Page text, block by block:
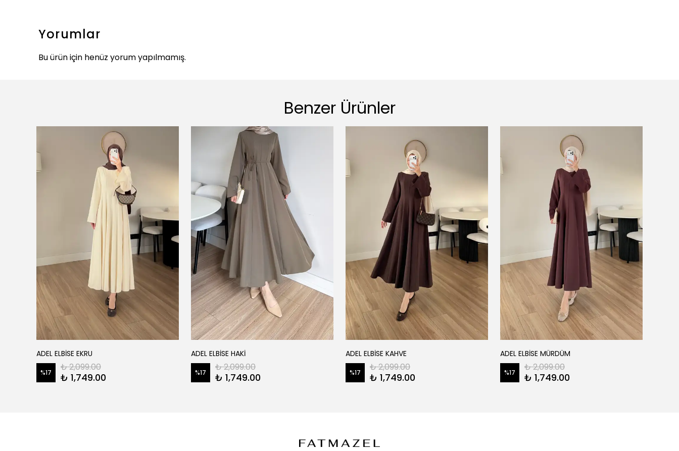
Yorumlar
Bu ürün için henüz yorum yapılmamış.
Benzer Ürünler
ADEL ELBİSE EKRU
%17 ₺ 2,099.00
₺ 1,749.00
ADEL ELBİSE HAKİ
%17 ₺ 2,099.00
₺ 1,749.00
ADEL ELBİSE KAHVE
%17 ₺ 2,099.00
₺ 1,749.00
ADEL ELBİSE MÜRDÜM
%17 ₺ 2,099.00
₺ 1,749.00